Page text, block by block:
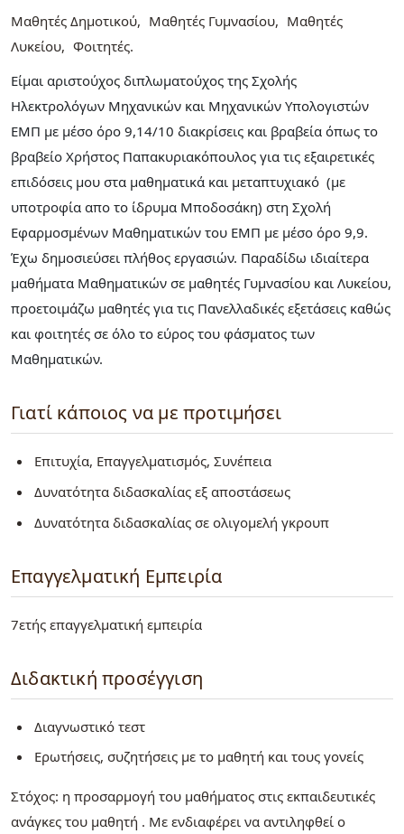
Μαθητές Δημοτικού Μαθητές Γυμνασίου
Μαθητές
Λυκείου
Φοιτητές
Είμαι αριστούχος διπλωματούχος της Σχολής
Ηλεκτρολόγων Μηχανικών και Μηχανικών Υπολογιστών
ΕΜΠ με μέσο όρο 9,14/10 διακρίσεις και βραβεία όπως το
βραβείο Χρήστος Παπακυριακόπουλος για τις εξαιρετικές
επιδόσεις μου στα μαθηματικά και μεταπτυχιακό (με
υποτροφία απο το ίδρυμα Μποδοσάκη) στη Σχολή
Εφαρμοσμένων Μαθηματικών του ΕΜΠ με μέσο όρο 9,9.
Έχω δημοσιεύσει πλήθος εργασιών. Παραδίδω ιδιαίτερα
μαθήματα Μαθηματικών σε μαθητές Γυμνασίου και Λυκείου,
προετοιμάζω μαθητές για τις Πανελλαδικές εξετάσεις καθώς
και φοιτητές σε όλο το εύρος του φάσματος των
Μαθηματικών.
Γιατί κάποιος να με προτιμήσει
Επιτυχία, Επαγγελματισμός, Συνέπεια
Δυνατότητα διδασκαλίας εξ αποστάσεως
Δυνατότητα διδασκαλίας σε ολιγομελή γκρουπ
Επαγγελματική Εμπειρία
7ετής επαγγελματική εμπειρία
Διδακτική προσέγγιση
Διαγνωστικό τεστ
Ερωτήσεις, συζητήσεις με το μαθητή και τους γονείς
Στόχος: η προσαρμογή του μαθήματος στις εκπαιδευτικές
ανάγκες του μαθητή . Με ενδιαφέρει να αντιληφθεί ο